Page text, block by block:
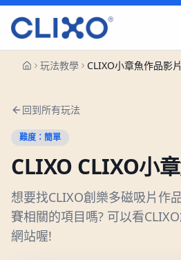
玩法教學 CLIXO小章魚作品影片
回到所有玩法
難度： 簡單
CLIXO CLIXO小
想要找CLIXO創樂多磁吸片作
賽相關的項目嗎? 可以看
網站喔!